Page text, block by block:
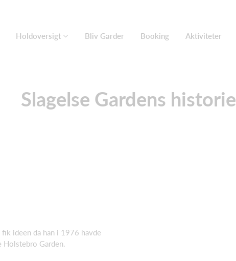
Holdoversigt Bliv Garder Booking Aktiviteter
Slagelse Gardens historie
fik ideen da han i 1976 havde
Garden.